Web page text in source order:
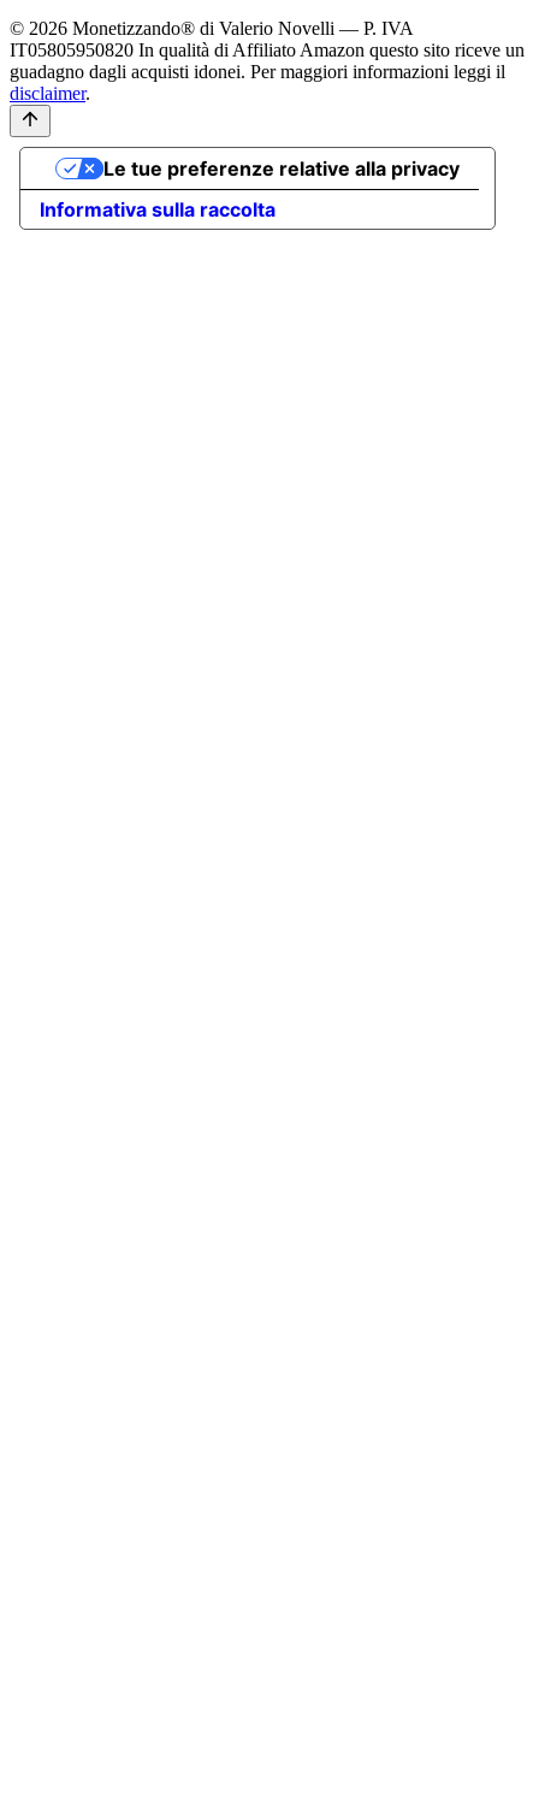
© 2026 Monetizzando® di Valerio Novelli — P. IVA
IT05805950820 In qualità di Affiliato Amazon questo sito riceve un
guadagno dagli acquisti idonei. Per maggiori informazioni leggi il
disclaimer.
Informativa sulla raccolta
Le tue preferenze relative alla privacy